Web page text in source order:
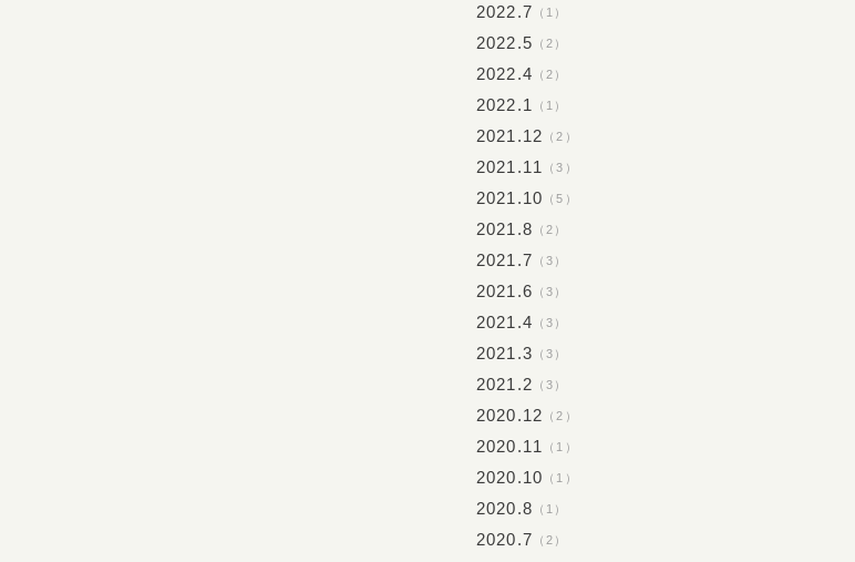
2022.7 （1）
2022.5 （2）
2022.4 （2）
2022.1 （1）
2021.12 （2）
2021.11 （3）
2021.10 （5）
2021.8 （2）
2021.7 （3）
2021.6 （3）
2021.4 （3）
2021.3 （3）
2021.2 （3）
2020.12 （2）
2020.11 （1）
2020.10 （1）
2020.8 （1）
2020.7 （2）